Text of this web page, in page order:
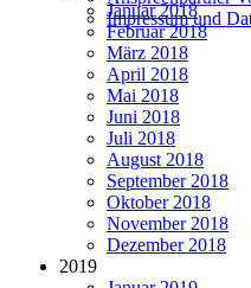
Impressum und
Januar 2018
Februar 2018
März 2018
April 2018
Mai 2018
Juni 2018
Juli 2018
August 2018
September 2018
Oktober 2018
November 2018
Dezember 2018
2019